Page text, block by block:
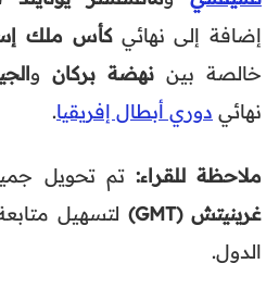
إضافة إلى نهائيكأس ملك
خالصة بين نهضة بركان و
نهائي دوري أبطال إفريقيا.
ملاحظة للقراء: تم تحويل
غرينيتش (GMT)
لتسهيل
الدول.